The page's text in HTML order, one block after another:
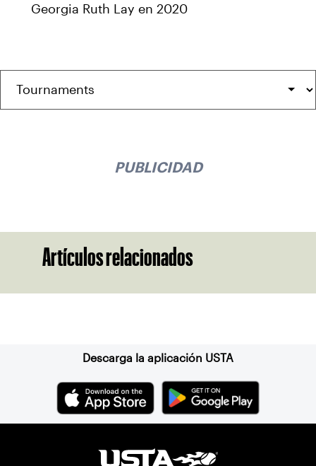
Georgia Ruth Lay en 2020
PUBLICIDAD
Artículos relacionados
Descarga la aplicación USTA